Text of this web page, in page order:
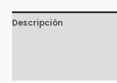
Descripción